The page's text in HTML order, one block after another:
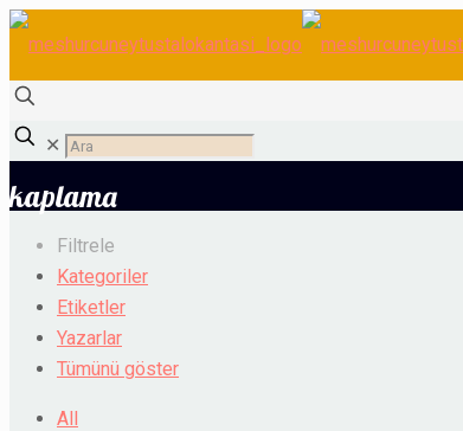
✕
kaplama
Filtrele
Kategoriler
Etiketler
Yazarlar
Tümünü göster
All